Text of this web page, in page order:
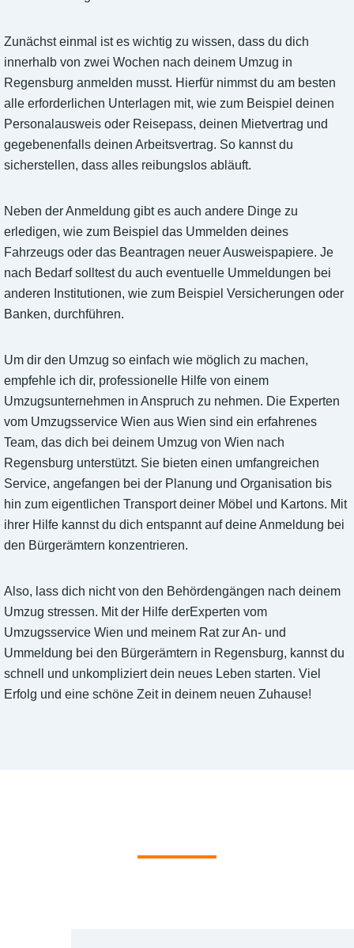
Zunächst einmal ist es wichtig zu wissen, dass du dich
innerhalb von zwei Wochen nach deinem Umzug in
Regensburg anmelden musst. Hierfür nimmst du am besten
alle erforderlichen Unterlagen mit, wie zum Beispiel deinen
Personalausweis oder Reisepass, deinen Mietvertrag und
gegebenenfalls deinen Arbeitsvertrag. So kannst du
sicherstellen, dass alles reibungslos abläuft.
Neben der Anmeldung gibt es auch andere Dinge zu
erledigen, wie zum Beispiel das Ummelden deines
Fahrzeugs oder das Beantragen neuer Ausweispapiere. Je
nach Bedarf solltest du auch eventuelle Ummeldungen bei
anderen Institutionen, wie zum Beispiel Versicherungen oder
Banken, durchführen.
Um dir den Umzug so einfach wie möglich zu machen,
empfehle ich dir, professionelle Hilfe von einem
Umzugsunternehmen in Anspruch zu nehmen. Die Experten
vom Umzugsservice Wien aus Wien sind ein erfahrenes
Team, das dich bei deinem Umzug von Wien nach
Regensburg unterstützt. Sie bieten einen umfangreichen
Service, angefangen bei der Planung und Organisation bis
hin zum eigentlichen Transport deiner Möbel und Kartons. Mit
ihrer Hilfe kannst du dich entspannt auf deine Anmeldung bei
den Bürgerämtern konzentrieren.
Also, lass dich nicht von den Behördengängen nach deinem
Umzug stressen. Mit der Hilfe derExperten vom
Umzugsservice Wien und meinem Rat zur An- und
Ummeldung bei den Bürgerämtern in Regensburg, kannst du
schnell und unkompliziert dein neues Leben starten. Viel
Erfolg und eine schöne Zeit in deinem neuen Zuhause!